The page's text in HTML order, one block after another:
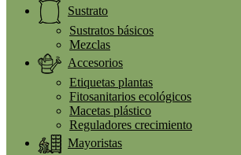
Sustrato
Sustratos básicos
Mezclas
Accesorios
Etiquetas plantas
Fitosanitarios ecológicos
Macetas plástico
Reguladores crecimiento
Mayoristas